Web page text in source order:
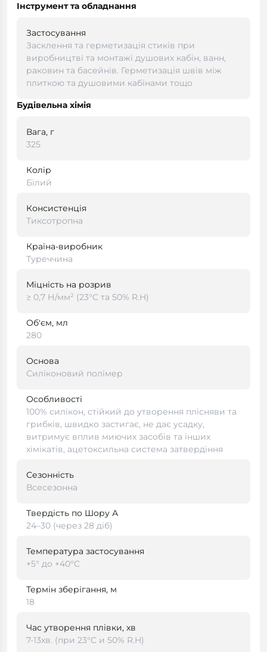
Інструмент та обладнання
Застосування
Засклення та герметизація стиків при
виробництві та монтажі душових кабін, ванн,
раковин та басейнів. Герметизація швів між
плиткою та душовими кабінами тощо
Будівельна хімія
Вага, г
325
Колір
Білий
Консистенція
Тиксотропна
Країна-виробник
Туреччина
Міцність на розрив
≥ 0,7 Н/мм² (23°C та 50% R.H)
Об'єм, мл
280
Основа
Силіконовий полімер
Особливості
100% силікон, стійкий до утворення плісняви та
грибків, швидко застигає, не дає усадку,
витримує вплив миючих засобів та інших
хімікатів, ацетоксильна система затвердіння
Сезонність
Всесезонна
Твердість по Шору А
24–30 (через 28 діб)
Температура застосування
+5° до +40°C
Термін зберігання, м
18
Час утворення плівки, хв
7-13хв. (при 23°C и 50% R.H)